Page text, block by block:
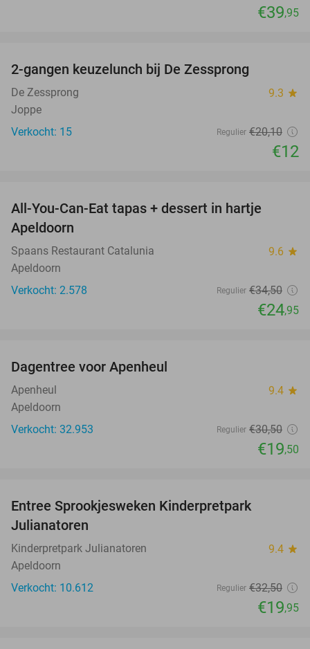
€39,95
NEW
TODAY
2-gangen keuzelunch bij De Zessprong
De Zessprong 9.3 star
Joppe
Verkocht: 15
Regulier €20,10
€12
All-You-Can-Eat tapas + dessert in hartje
Apeldoorn
Spaans Restaurant Catalunia 9.6 star
Apeldoorn
Verkocht: 2.578
Regulier €34,50
€24,95
Dagentree voor Apenheul
Apenheul 9.4 star
Apeldoorn
Verkocht: 32.953
Regulier €30,50
€19,50
Entree Sprookjesweken Kinderpretpark
Julianatoren
Kinderpretpark Julianatoren 9.4 star
Apeldoorn
Verkocht: 10.612
Regulier €32,50
€19,95